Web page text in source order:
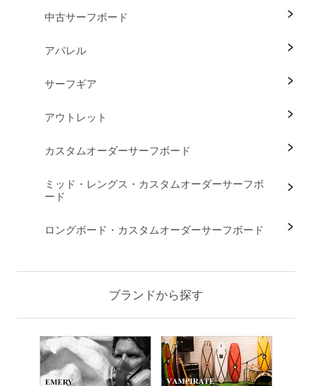
中古サーフボード
アパレル
サーフギア
アウトレット
カスタムオーダーサーフボード
ミッド・レングス・カスタムオーダーサーフボ
ード
ロングボード・カスタムオーダーサーフボード
ブランドから探す